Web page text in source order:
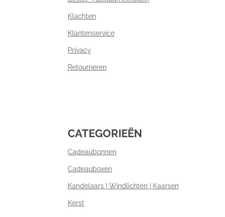
Klachten
Klantenservice
Privacy
Retourneren
CATEGORIEËN
Cadeaubonnen
Cadeauboxen
Kandelaars | Windlichten | Kaarsen
Kerst